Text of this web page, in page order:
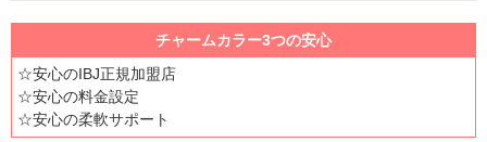
チャームカラー3つの安心
☆安心のIBJ正規加盟店
☆安心の料金設定
☆安心の柔軟サポート